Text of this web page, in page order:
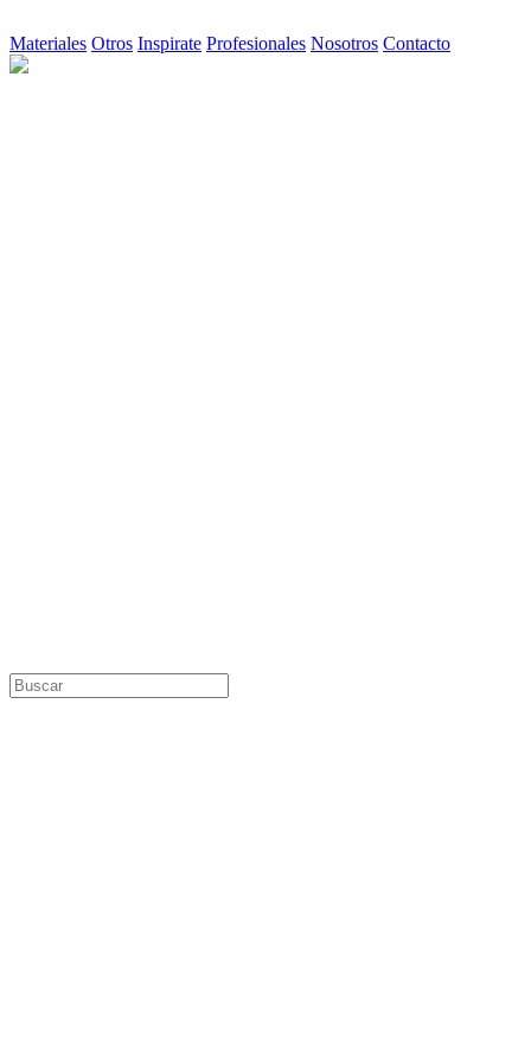
Materiales Otros Inspirate Profesionales Nosotros Contacto